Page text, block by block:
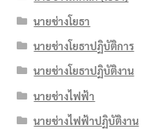
นายช่างโยธา
นายช่างโยธาปฏิบัติการ
นายช่างโยธาปฏิบัติงาน
นายช่างไฟฟ้า
นายช่างไฟฟ้าปฏิบัติงาน